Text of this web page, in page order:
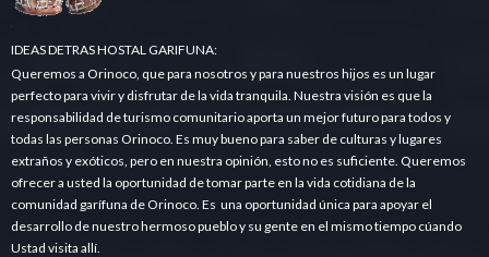
.IDEAS DETRAS HOSTAL GARIFUNA:
Queremos a Orinoco, que para nosotros y para nuestros hijos es un lugar
perfecto para vivir y disfrutar de la vida tranquila. Nuestra visión es que la
responsabilidad de turismo comunitario aporta un mejor futuro para todos y
todas las personas Orinoco. Es muy bueno para saber de culturas y lugares
extraños y exóticos, pero en nuestra opinión, esto no es suficiente. Queremos
ofrecer a usted la oportunidad de tomar parte en la vida cotidiana de la
comunidad garífuna de Orinoco. Es una oportunidad única para apoyar el
desarrollo de nuestro hermoso pueblo y su gente en el mismo tiempo cúando
Ustad visita allí.